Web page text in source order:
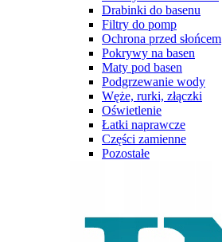
Drabinki do basenu
Filtry do pomp
Ochrona przed słońcem
Pokrywy na basen
Maty pod basen
Podgrzewanie wody
Węże, rurki, złączki
Oświetlenie
Łatki naprawcze
Części zamienne
Pozostałe